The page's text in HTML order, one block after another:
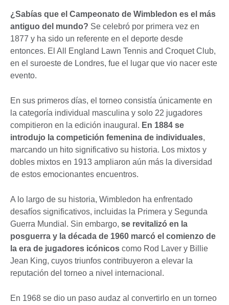
¿Sabías que el Campeonato de Wimbledon es el más
antiguo del mundo? Se celebró por primera vez en
1877 y ha sido un referente en el deporte desde
entonces. El All England Lawn Tennis and Croquet Club,
en el suroeste de Londres, fue el lugar que vio nacer este
evento.
En sus primeros días, el torneo consistía únicamente en
la categoría individual masculina y solo 22 jugadores
compitieron en la edición inaugural. En 1884 se
introdujo la competición femenina de individuales,
marcando un hito significativo su historia. Los mixtos y
dobles mixtos en 1913 ampliaron aún más la diversidad
de estos emocionantes encuentros.
A lo largo de su historia, Wimbledon ha enfrentado
desafíos significativos, incluidas la Primera y Segunda
Guerra Mundial. Sin embargo, se revitalizó en la
posguerra y la década de 1960 marcó el comienzo de
la era de jugadores icónicos como Rod Laver y Billie
Jean King, cuyos triunfos contribuyeron a elevar la
reputación del torneo a nivel internacional.
En 1968 se dio un paso audaz al convertirlo en un torneo